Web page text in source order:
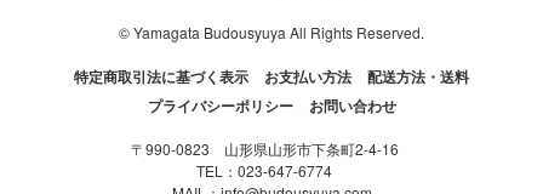
© Yamagata Budousyuya All Rights Reserved.
特定商取引法に基づく表示 お支払い方法
配送方法・送料
プライバシーポリシー
お問い合わせ
〒990-0823 山形県山形市下条町2-4-16
TEL： 023-647-6774